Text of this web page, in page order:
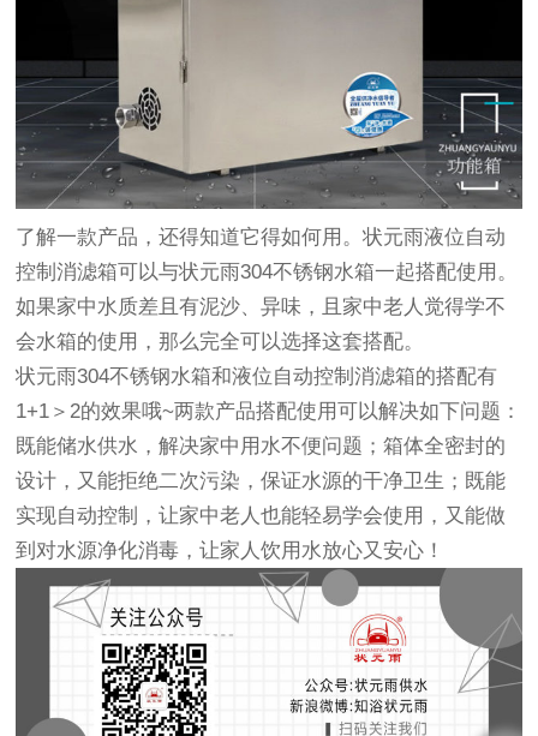
了解一款产品，还得知道它得如何用。状元雨液位自动
控制消滤箱可以与状元雨304不锈钢水箱一起搭配使用。
如果家中水质差且有泥沙、异味，且家中老人觉得学不
会水箱的使用，那么完全可以选择这套搭配。
状元雨304不锈钢水箱和液位自动控制消滤箱的搭配有
1+1＞2的效果哦~两款产品搭配使用可以解决如下问题：
既能储水供水，解决家中用水不便问题；箱体全密封的
设计，又能拒绝二次污染，保证水源的干净卫生；既能
实现自动控制，让家中老人也能轻易学会使用，又能做
到对水源净化消毒，让家人饮用水放心又安心！